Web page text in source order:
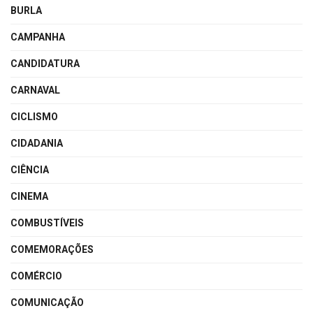
BURLA
CAMPANHA
CANDIDATURA
CARNAVAL
CICLISMO
CIDADANIA
CIÊNCIA
CINEMA
COMBUSTÍVEIS
COMEMORAÇÕES
COMÉRCIO
COMUNICAÇÃO